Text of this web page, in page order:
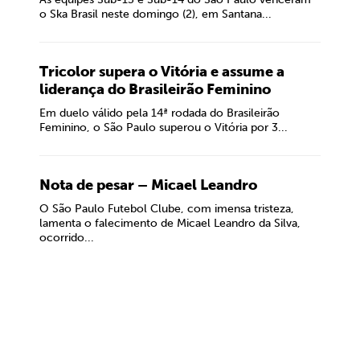
o Ska Brasil neste domingo (2), em Santana...
Tricolor supera o Vitória e assume a
liderança do Brasileirão Feminino
Em duelo válido pela 14ª rodada do Brasileirão
Feminino, o São Paulo superou o Vitória por 3...
Nota de pesar – Micael Leandro
O São Paulo Futebol Clube, com imensa tristeza,
lamenta o falecimento de Micael Leandro da Silva,
ocorrido...